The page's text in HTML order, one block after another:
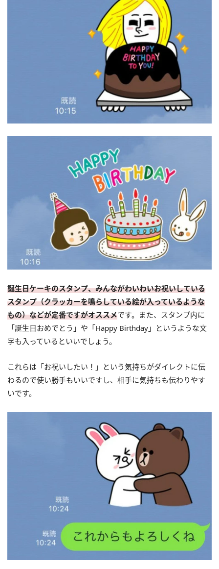
誕生日ケーキのスタンプ、みんながわいわいお祝いしている
スタンプ（クラッカーを鳴らしている絵が入っているような
もの）などが定番ですがオススメです。また、スタンプ内に
「誕生日おめでとう」や「Happy Birthday」というような文
字も入っているといいでしょう。
これらは「お祝いしたい！」という気持ちがダイレクトに伝
わるので使い勝手もいいですし、相手に気持ちも伝わりやす
いです。